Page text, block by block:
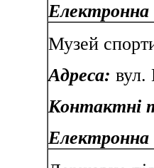
Музей
Адреса: вул.
Контактні